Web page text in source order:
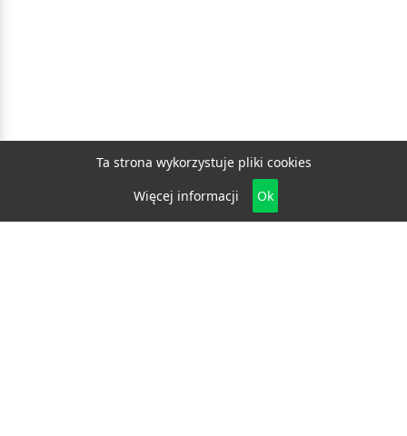
Ta strona wykorzystuje pliki cookies
Więcej informacji
Ok